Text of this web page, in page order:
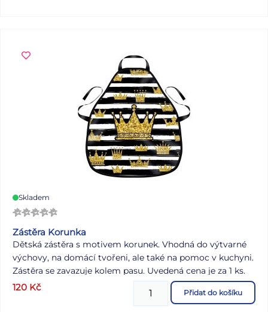
Skladem
Zástěra Korunka
Dětská zástěra s motivem korunek. Vhodná do výtvarné
výchovy, na domácí tvořeni, ale také na pomoc v kuchyni.
Zástěra se zavazuje kolem pasu. Uvedená cena je za 1 ks.
120 Kč Přidat do košíku